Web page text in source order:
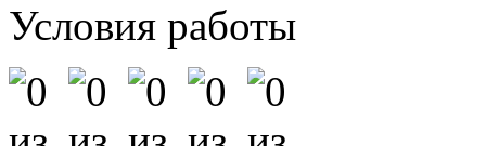
Условия работы